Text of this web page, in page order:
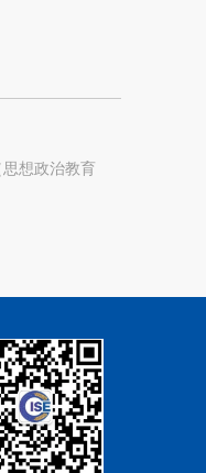
想政治教育